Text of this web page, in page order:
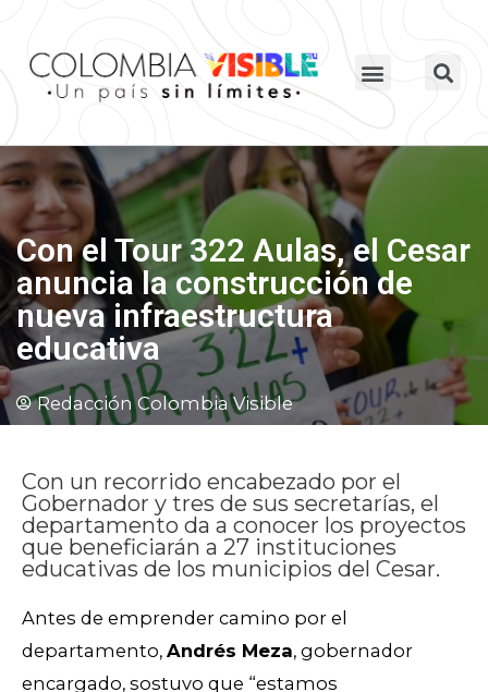
Con el Tour 322 Aulas, el Cesar
anuncia la construcción de
nueva infraestructura
educativa
Redacción Colombia Visible
Con un recorrido encabezado por el
Gobernador y tres de sus secretarías, el
departamento da a conocer los proyectos
que beneficiarán a 27 instituciones
educativas de los municipios del Cesar.
Antes de emprender camino por el
departamento, Andrés Meza, gobernador
encargado, sostuvo que “estamos